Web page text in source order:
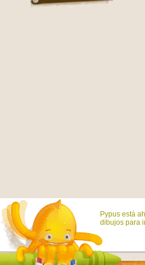
Pypus está
dibujos para